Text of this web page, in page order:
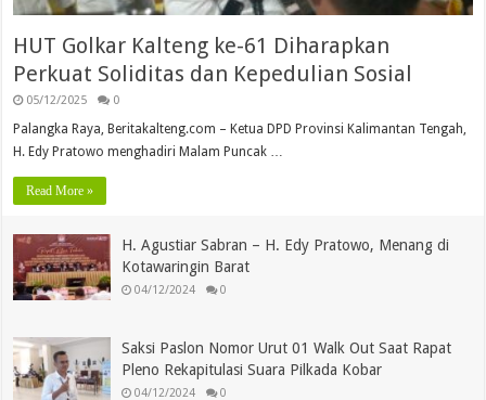
HUT Golkar Kalteng ke-61 Diharapkan
Perkuat Soliditas dan Kepedulian Sosial
05/12/2025 0
Palangka Raya, Beritakalteng.com – Ketua DPD Provinsi Kalimantan Tengah,
H. Edy Pratowo menghadiri Malam Puncak …
Read More »
H. Agustiar Sabran – H. Edy Pratowo, Menang di
Kotawaringin Barat
04/12/2024 0
Saksi Paslon Nomor Urut 01 Walk Out Saat Rapat
Pleno Rekapitulasi Suara Pilkada Kobar
04/12/2024 0